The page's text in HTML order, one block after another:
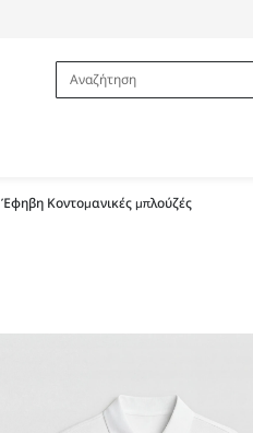
Έφηβη Κοντομανικές μπλούζές